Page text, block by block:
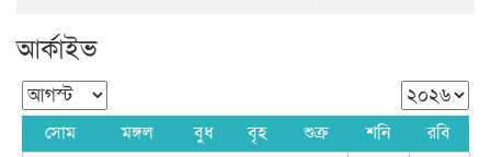
আর্কাইভ
সোম মঙ্গল বুধ বৃহ শুক্র শনি রবি